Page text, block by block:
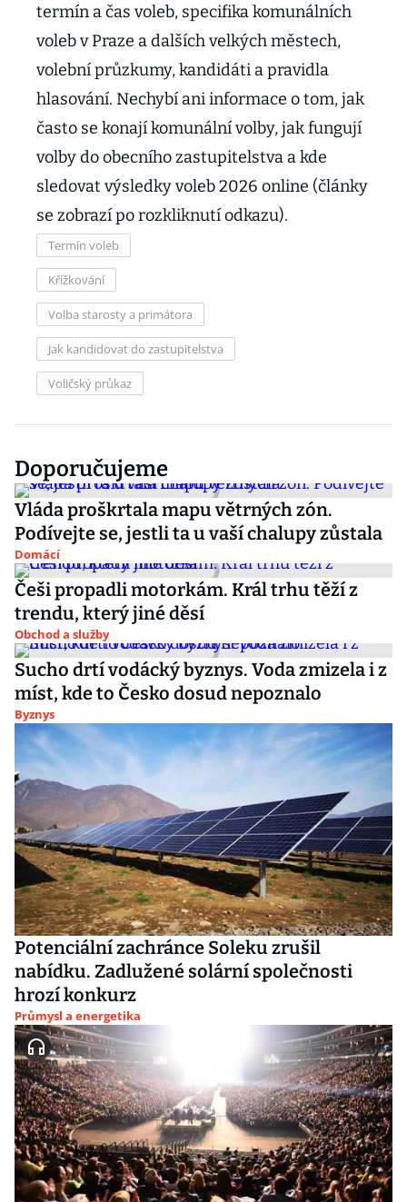
termín a čas voleb, specifika komunálních
voleb v Praze a dalších velkých městech,
volební průzkumy, kandidáti a pravidla
hlasování. Nechybí ani informace o tom, jak
často se konají komunální volby, jak fungují
volby do obecního zastupitelstva a kde
sledovat výsledky voleb 2026 online (články
se zobrazí po rozkliknutí odkazu).
Termín voleb
Křížkování
Volba starosty a primátora
Jak kandidovat do zastupitelstva
Voličský průkaz
Doporučujeme
Vláda proškrtala mapu větrných zón.
Podívejte se, jestli ta u vaší chalupy zůstala
Domácí
Češi propadli motorkám. Král trhu těží z
trendu, který jiné děsí
Obchod a služby
Sucho drtí vodácký byznys. Voda zmizela i z
míst, kde to Česko dosud nepoznalo
Byznys
Potenciální zachránce Soleku zrušil
nabídku. Zadlužené solární společnosti
hrozí konkurz
Průmysl a energetika